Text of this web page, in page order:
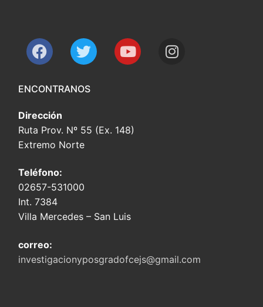
ENCONTRANOS
Dirección
Ruta Prov. Nº 55 (Ex. 148)
Extremo Norte
Teléfono:
02657-531000
Int. 7384
Villa Mercedes – San Luis
correo:
investigacionyposgradofcejs@gmail.com